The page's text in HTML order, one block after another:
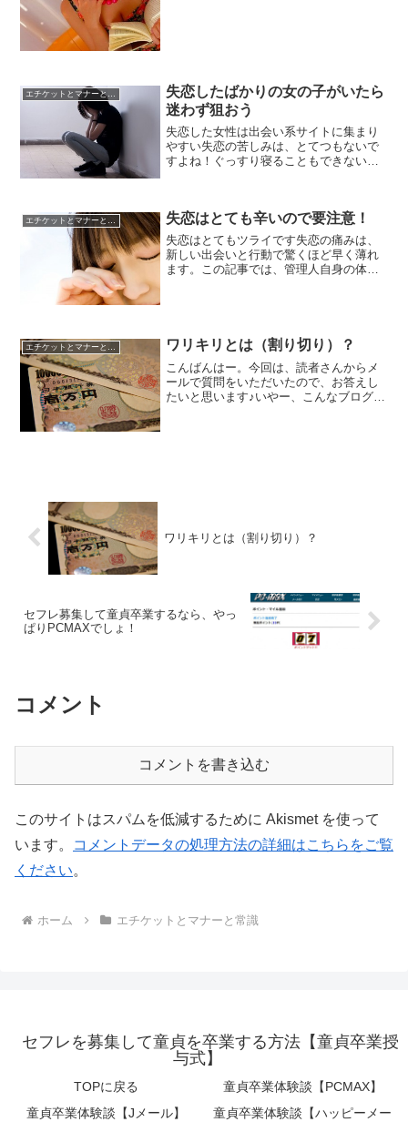
失恋したばかりの女の子がいたら
迷わず狙おう
失恋した女性は出会い系サイトに集まり
やすい失恋の苦しみは、とてつもないで
すよね！ぐっすり寝ることもできない
す。失恋直後の女性心理と、な...
エチケットとマナーと常識 失恋はとても辛いので要注意！
失恋はとてもツライです失恋の痛みは、
新しい出会いと行動で驚くほど早く薄れ
ます。この記事では、管理人自身の体験
エチケットとマナーと常識 ワリキリとは（割り切り）？
こんばんはー。今回は、読者さんからメ
ールで質問をいただいたので、お答えし
たいと思います♪いやー、こんなブログで
ワリキリとは（割り切り）？
セフレ募集して童貞卒業するなら、やっ
ぱりPCMAXでしょ！
コメント
コメントを書き込む
このサイトはスパムを低減するために Akismet を使って
います。
コメントデータの処理方法の詳細はこちらをご覧
ください。
ホーム エチケットとマナーと常識
セフレを募集して童貞を卒業する方法【童貞卒業授
与式】
TOPに戻る
童貞卒業体験談【PCMAX】
童貞卒業体験談【Jメール】
童貞卒業体験談【ハッピーメー